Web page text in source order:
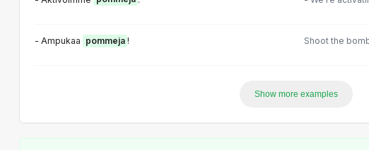
- Ampukaa pommeja ! Shoot the
Show more examples